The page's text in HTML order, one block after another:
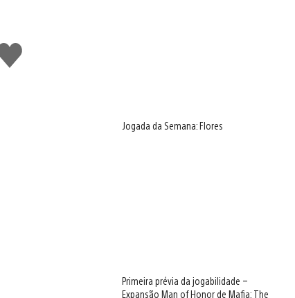
Jogada da Semana: Flores
Primeira prévia da jogabilidade –
Expansão Man of Honor de Mafia: The